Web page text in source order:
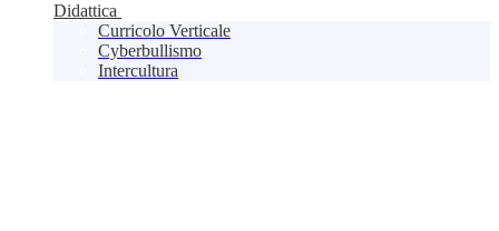
Didattica
Curricolo Verticale
Cyberbullismo
Intercultura